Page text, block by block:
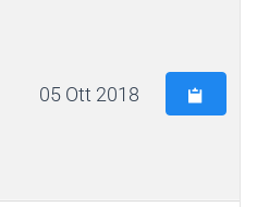
05 Ott 2018